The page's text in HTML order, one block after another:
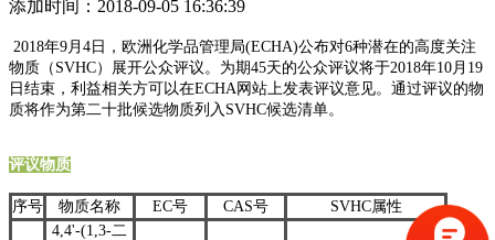
添加时间： 2018-09-05 16:36:39
2018年9月4日，欧洲化学品管理局(ECHA)公布对6种潜在的高度关注
物质（SVHC）展开公众评议。为期45天的公众评议将于2018年10月19
日结束，利益相关方可以在ECHA网站上发表评议意见。通过评议的物
质将作为第二十批候选物质列入SVHC候选清单。
评议物质
序号 物质名称 EC号 CAS号 SVHC属性
4,4'-(1,3-二